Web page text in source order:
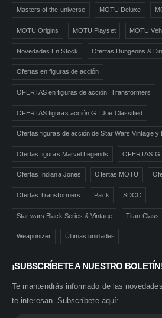
Masters of the universe MOTU Deluxe
MOTU Origins MOTU Playset MOTU
Novedades En Stock Ofertas Dungeons &
Ofertas en figuras de acción
OFERTAS en figuras de acción. Transformers
OFERTAS figuras acción G.I.Joe Classified
Ofertas figuras de acción de Star Wars Vintage y
Ofertas figuras Marvel Legends OFERTAS
Ofertas Indiana Jones Ofertas MOTU
Ofertas Transformers Pack SDCC
Star wars Black Series & Vintage Titan Class
Weaponizer Últimas unidades
¡SUBSCRÍBETE A NUESTRO
Te mantendrás informado de las
te interesan. Subscríbete aquí: